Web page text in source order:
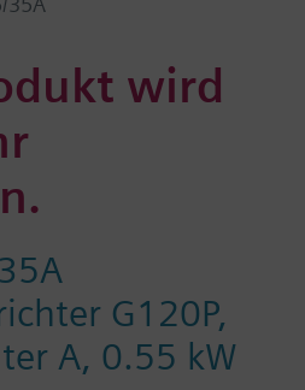
wird
G120P,
A, 0.55 kW